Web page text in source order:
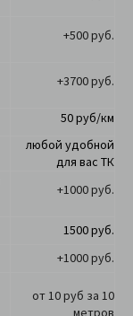
+500 руб.
+3700 руб.
50 руб/км
любой удобной
для вас ТК
+1000 руб.
1500 руб.
+1000 руб.
от 10 руб за 10